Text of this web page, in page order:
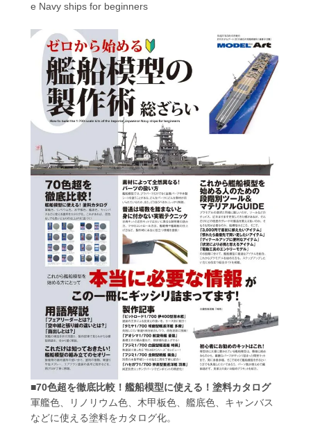
e Navy ships for beginners
■70色超を徹底比較！艦船模型に使える！塗料カタログ
軍艦色、リノリウム色、木甲板色、艦底色、キャンバス
などに使える塗料をカタログ化。